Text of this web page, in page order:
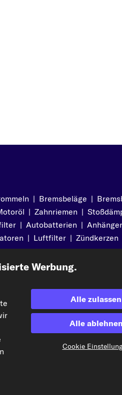
| Bremsbeläge |
| Zahnriemen |
| Autobatterien |
| Luftfilter | Zündkerzen
Akzeptierte
Werbung.
Alle zulassen
Alle ablehnen
Cookie